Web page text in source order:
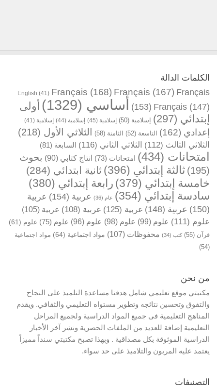
الكلمات الدالة
English (41) Français (168) Français (167) Français
(153) Français (147) أساسي (1329)
أولى
إبتدائي (297) إسلامية (50) إسلامية (45) إسلامية (44) إسلامية (41)
إعدادي (162) التاسعة (52) الثامنة (58) الثلاثي الأول (218)
الثلاثي الثالث (112) الثلاثي الثاني (116) السابعة (81)
امتحانات (434) امتحانات (73) انتاج كتابي (90)
بحوث
(195)
ثالثة إبتدائي (396) ثانية ابتدائي (284)
خامسة إبتدائي (379) رابعة إبتدائي (380)
سادسة إبتدائي (354) عام (36) عربية (154)
عربية
(150)
عربية (148) عربية (125) عربية (108) عربية (105)
علوم (111) علوم (99) علوم (98) علوم (96) علوم (75) علوم (61)
قرآن (55) كتب (34) محفوظات (107) مواد اجتماعية (64)
مواد اجتماعية
(54)
من نحن
مكتبتي موقع تعليمي شامل هدفنا مساعدة التلميذ على النجاح
والتفوق وتحسين نتائجه وتطوير مستواه التعليمي والثقافي. ويقدم
المناهج التعليمية فى جميع المواد الدراسية ولجميع المراحل
التعليمية إضافة للعديد من الملفات الحصرية ونشر آخر الأخبار
الدراسية الموثوقة بكل مصداقية . وبهذا تصبح مكتبتي سنداً مميزاً
يعتمد عليه المربون والتلاميذ على حد سواء.
التصنيفات